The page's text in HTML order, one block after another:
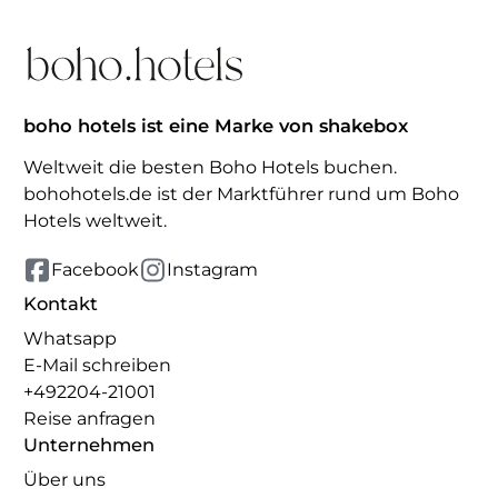
boho hotels ist eine Marke von shakebox
Weltweit die besten Boho Hotels buchen.
bohohotels.de ist der Marktführer rund um Boho
Hotels weltweit.
Facebook Instagram
Kontakt
Whatsapp
E-Mail schreiben
+492204-21001
Reise anfragen
Unternehmen
Über uns